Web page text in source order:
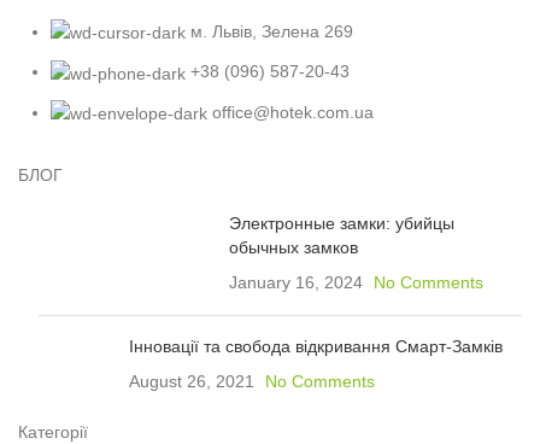
м. Львів, Зелена 269
+38 (096) 587-20-43
office@hotek.com.ua
БЛОГ
Электронные замки: убийцы
обычных замков
January 16, 2024
No Comments
Інновації та свобода відкривання Смарт-Замків
August 26, 2021
No Comments
Категорії